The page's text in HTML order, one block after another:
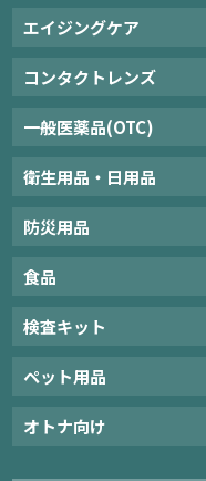
エイジングケア
コンタクトレンズ
一般医薬品(OTC)
衛生用品・日用品
防災用品
食品
検査キット
ペット用品
オトナ向け